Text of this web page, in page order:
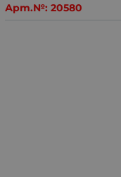
Арт.№: 20580